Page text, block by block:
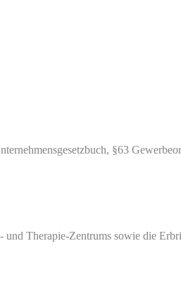
§63
und Therapie-Zentrums sowie die